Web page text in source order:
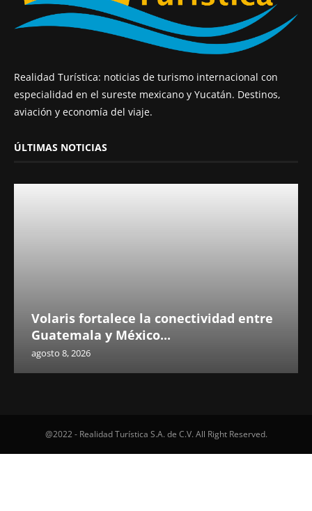
Realidad Turística: noticias de turismo internacional con
especialidad en el sureste mexicano y Yucatán. Destinos,
aviación y economía del viaje.
ÚLTIMAS NOTICIAS
Volaris fortalece la conectividad entre
Guatemala y México...
agosto 8, 2026
@2022 - Realidad Turística S.A. de C.V. All Right Reserved.